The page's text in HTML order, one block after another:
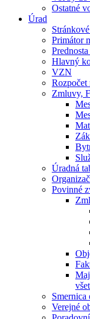
Ostatné
Úrad
Primátor
Hlavný
VZN
Rozpočet
Zmluvy,
Úradná
Povinné
Verejné